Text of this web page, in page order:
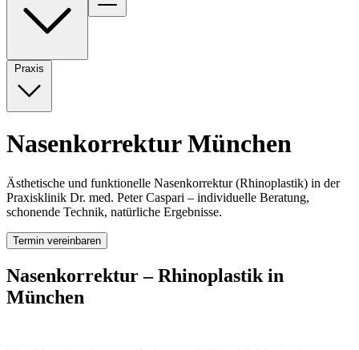
Nasen­korrektur München
Ästhetische und funktionelle Nasenkorrektur (Rhinoplastik) in der
Praxisklinik Dr. med. Peter Caspari – individuelle Beratung,
schonende Technik, natürliche Ergebnisse.
Termin vereinbaren
Nasenkorrektur – Rhinoplastik in
München